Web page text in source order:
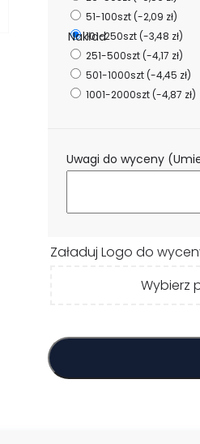
Nakład
51-100szt(-2,09 zł)
101-250szt(-3,48 zł)
251-500szt(-4,17 zł)
501-1000szt(-4,45 zł)
1001-2000szt(-4,87 zł)
Uwagi do wyceny
Załaduj Logo do
Wybierz